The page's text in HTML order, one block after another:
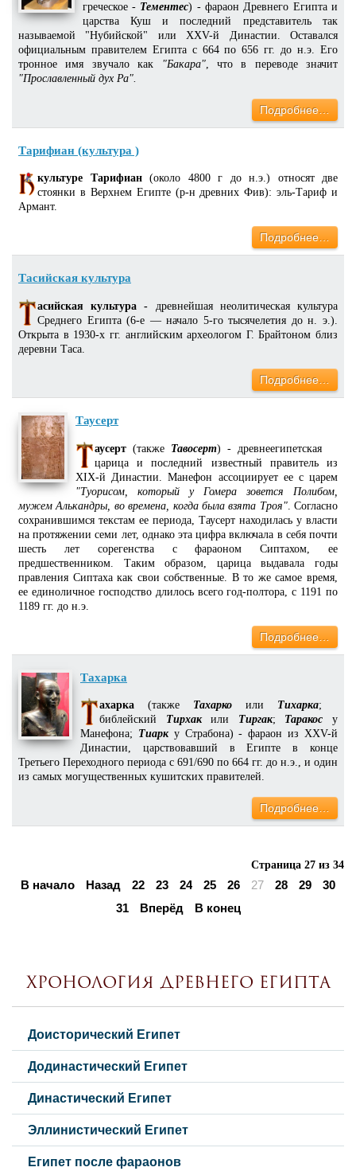
греческое - Тементес) - фараон Древнего Египта и
царства Куш и последний представитель так
называемой "Нубийской" или XXV-й Династии. Оставался
официальным правителем Египта с 664 по 656 гг. до н.э. Его
тронное имя звучало как "Бакара", что в переводе значит
"Прославленный дух Ра".
Подробнее…
Тарифиан (культура )
культуре Тарифиан(около 4800 г до н.э.) относят две
стоянки в Верхнем Египте (р-н древних Фив): эль-Тариф и
Армант.
Подробнее…
Тасийская культура
асийская культура - древнейшая неолитическая культура
Среднего Египта (6-е — начало 5-го тысячелетия до н. э.).
Открыта в 1930-х гг. английским археологом Г. Брайтоном близ
деревни Таса.
Подробнее…
Таусерт
аусерт (также Тавосерт) - древнеегипетская
царица и последний известный правитель из
XIX-й Династии. Манефон ассоциирует ее с царем
"Туорисом, который у Гомера зовется Полибом,
мужем Алькандры, во времена, когда была взята Троя". Согласно
сохранившимся текстам ее периода, Таусерт находилась у власти
на протяжении семи лет, однако эта цифра включала в себя почти
шесть лет сорегенства с фараоном Сиптахом, ее
предшественником. Таким образом, царица выдавала годы
правления Сиптаха как свои собственные. В то же самое время,
ее единоличное господство длилось всего год-полтора, с 1191 по
1189 гг. до н.э.
Подробнее…
Тахарка
ахарка (также Тахарко или Тихарка;
библейский Тирхакили Тиргак; Таракос у
Манефона; Тиарку Страбона) - фараон из XXV-й
Династии, царствовавший в Египте в конце
Третьего Переходного периода с 691/690 по 664 гг. до н.э., и один
из самых могущественных кушитских правителей.
Подробнее…
Страница 27 из 34
В начало Назад 22 23 24 25 26 27 28 29
30
31
Вперёд В конец
Хронология Древнего Египта
Доисторический Египет
Додинастический Египет
Династический Египет
Эллинистический Египет
Египет после фараонов